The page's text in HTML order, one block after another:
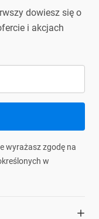
dowiesz się o
i akcjach
wyrażasz zgodę na
w